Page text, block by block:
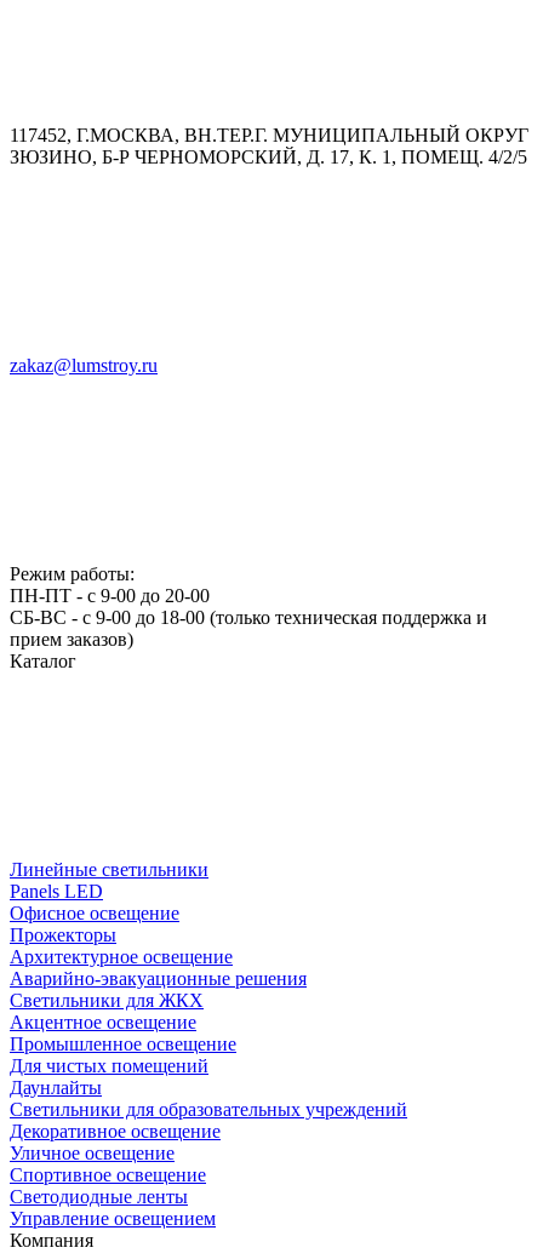
117452, Г.МОСКВА, ВН.ТЕР.Г. МУНИЦИПАЛЬНЫЙ ОКРУГ
ЗЮЗИНО, Б-Р ЧЕРНОМОРСКИЙ, Д. 17, К. 1, ПОМЕЩ. 4/2/5
zakaz@lumstroy.ru
Режим работы:
ПН-ПТ - с 9-00 до 20-00
СБ-ВС - с 9-00 до 18-00 (только техническая поддержка и
прием заказов)
Каталог
Линейные светильники
Panels LED
Офисное освещение
Прожекторы
Архитектурное освещение
Аварийно-эвакуационные решения
Светильники для ЖКХ
Акцентное освещение
Промышленное освещение
Для чистых помещений
Даунлайты
Светильники для образовательных учреждений
Декоративное освещение
Уличное освещение
Спортивное освещение
Светодиодные ленты
Управление освещением
Компания